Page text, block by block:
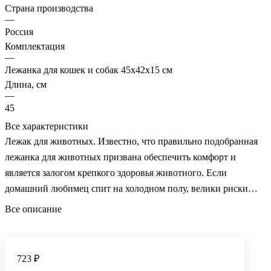
Страна производства
—
Россия
Комплектация
—
Лежанка для кошек и собак 45х42х15 см
Длина, см
—
45
Все характеристики
Лежак для животных. Известно, что правильно подобранная
лежанка для животных призвана обеспечить комфорт и
является залогом крепкого здоровья животного. Если
домашний любимец спит на холодном полу, велики риски
развития простудных заболеваний, проблем с суставами и
Все описание
723 ₽